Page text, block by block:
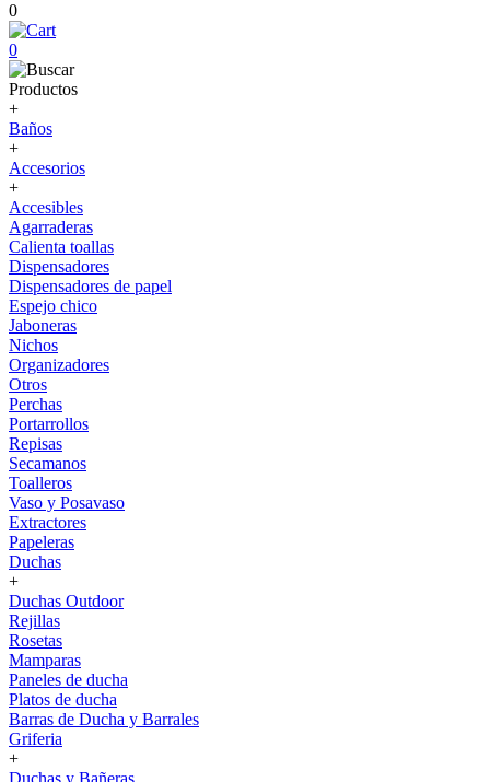
0
0
Productos
+
Baños
+
Accesorios
+
Accesibles
Agarraderas
Calienta toallas
Dispensadores
Dispensadores de papel
Espejo chico
Jaboneras
Nichos
Organizadores
Otros
Perchas
Portarrollos
Repisas
Secamanos
Toalleros
Vaso y Posavaso
Extractores
Papeleras
Duchas
+
Duchas Outdoor
Rejillas
Rosetas
Mamparas
Paneles de ducha
Platos de ducha
Barras de Ducha y Barrales
Griferia
+
Duchas y Bañeras